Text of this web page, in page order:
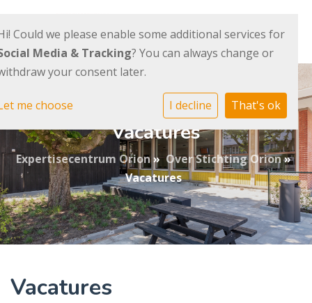
Vacatures
Expertisecentrum Orion» Over Stichting Orion»
Vacatures
Vacatures
Could we please enable some additional services for
Media & Tracking? You can always change or
your consent later.
me choose I decline That's ok